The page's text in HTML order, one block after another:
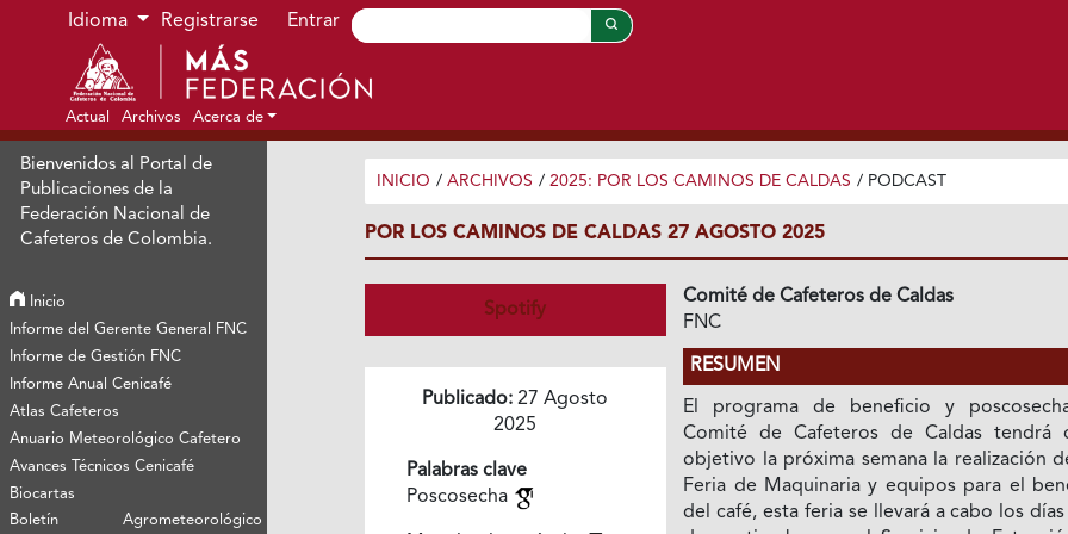
Ir al menú de navegación principal
Ir al contenido principal
Ir al pie de página del sitio
Idioma Registrarse Entrar
Actual Archivos Acerca de
Bienvenidos al Portal de
Publicaciones de la
Federación Nacional de
Cafeteros de Colombia.
Inicio
Informe del Gerente General FNC
Informe de Gestión FNC
Informe Anual Cenicafé
Atlas Cafeteros
Anuario Meteorológico Cafetero
Avances Técnicos Cenicafé
Biocartas
Boletín Agrometeorológico
INICIO / ARCHIVOS / 2025: POR LOS CAMINOS DE CALDAS / PODCAST
POR LOS CAMINOS DE CALDAS 27 AGOSTO 2025
Spotify
Publicado: 27 Agosto
2025
Palabras clave
Poscosecha
Comité de Cafeteros de Caldas
FNC
RESUMEN
El programa de beneficio y
Comité de Cafeteros de Caldas tendrá
objetivo la próxima semana la realización
Feria de Maquinaria y equipos para el
del café, esta feria se llevará a cabo los